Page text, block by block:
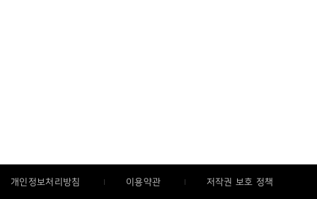
개인정보처리방침 이용약관 저작권 보호 정책